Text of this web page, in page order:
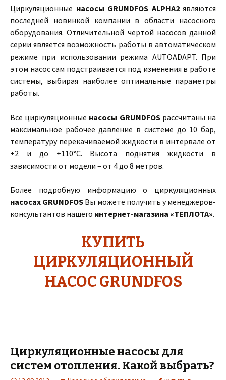
Циркуляционные насосы GRUNDFOS ALPHA2являются
последней новинкой компании в области насосного
оборудования. Отличительной чертой насосов данной
серии является возможность работы в автоматическом
режиме при использовании режима AUTOADAPT. При
этом насос сам подстраивается под изменения в работе
системы, выбирая наиболее оптимальные параметры
работы.
Все циркуляционные насосы GRUNDFOSрассчитаны на
максимальное рабочее давление в системе до 10 бар,
температуру перекачиваемой жидкости в интервале от
+2 и до +110°С. Высота поднятия жидкости в
зависимости от модели – от 4 до 8 метров.
Более подробную информацию о циркуляционных
насосах GRUNDFOS Вы можете получить у менеджеров-
консультантов нашего интернет-магазина «ТЕПЛОТА».
КУПИТЬ
ЦИРКУЛЯЦИОННЫЙ
НАСОС GRUNDFOS
Циркуляционные насосы для
систем отопления. Какой выбрать?